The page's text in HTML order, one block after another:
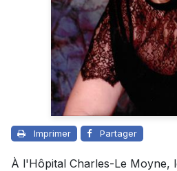
Imprimer Partager
À l'Hôpital Charles-Le Moyne,